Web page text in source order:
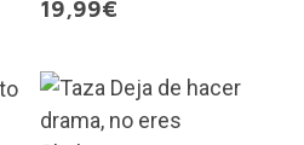
19,99€